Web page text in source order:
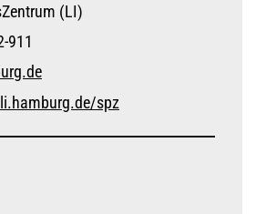
(LI)
911
spz